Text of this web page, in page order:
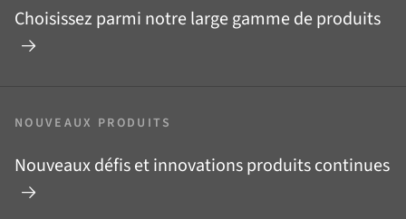
Choisissez parmi notre large gamme de produits
NOUVEAUX PRODUITS
Nouveaux défis et innovations produits continues